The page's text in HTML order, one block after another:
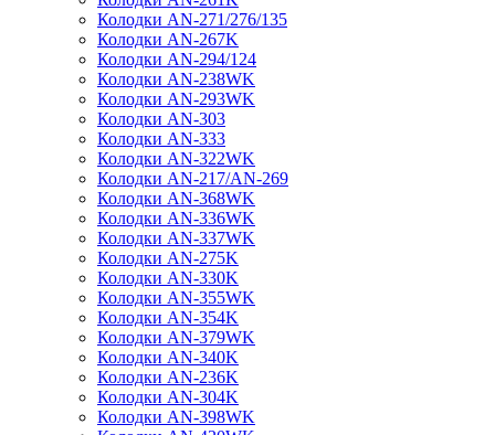
Колодки AN-271/276/135
Колодки AN-267K
Колодки AN-294/124
Колодки AN-238WK
Колодки AN-293WK
Колодки AN-303
Колодки AN-333
Колодки AN-322WK
Колодки AN-217/AN-269
Колодки AN-368WK
Колодки AN-336WK
Колодки AN-337WK
Колодки AN-275K
Колодки AN-330K
Колодки AN-355WK
Колодки AN-354K
Колодки AN-379WK
Колодки AN-340K
Колодки AN-236K
Колодки AN-304K
Колодки AN-398WK